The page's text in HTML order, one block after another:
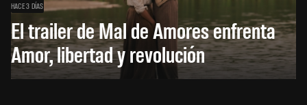
HACE 3 DÍAS
El trailer de Mal de Amores enfrenta
Amor, libertad y revolución